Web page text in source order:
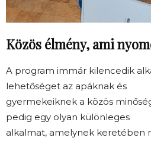
Közös élmény, ami
A program immár kilencedik
lehetőséget az apáknak és
gyermekeiknek a közös
pedig egy olyan különleges
alkalmat, amelynek keretében